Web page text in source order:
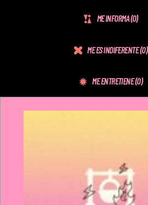
ME INFORMA(0)
ME ES INDIFERENTE(0)
ME ENTRETIENE(0)